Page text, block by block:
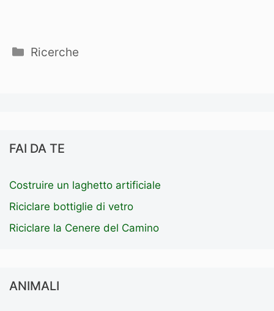
Categorie
Ricerche
FAI DA TE
Costruire un laghetto artificiale
Riciclare bottiglie di vetro
Riciclare la Cenere del Camino
ANIMALI